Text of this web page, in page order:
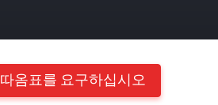
따옴표를 요구하십시오